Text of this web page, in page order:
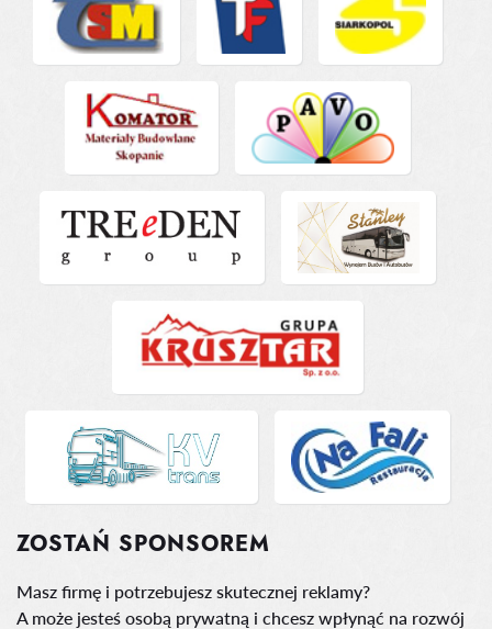
ZOSTAŃ SPONSOREM
Masz firmę i potrzebujesz skutecznej reklamy?
A może jesteś osobą prywatną i chcesz wpłynąć na rozwój